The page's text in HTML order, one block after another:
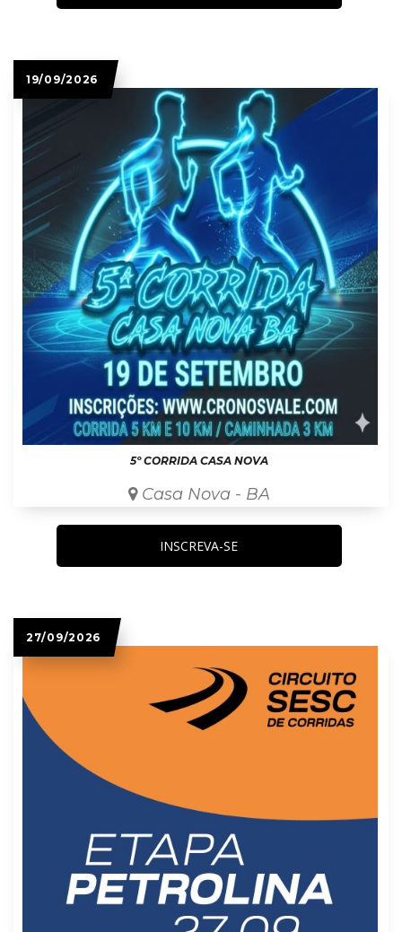
19/09/2026
5º CORRIDA CASA NOVA
Casa Nova - BA
INSCREVA-SE
27/09/2026